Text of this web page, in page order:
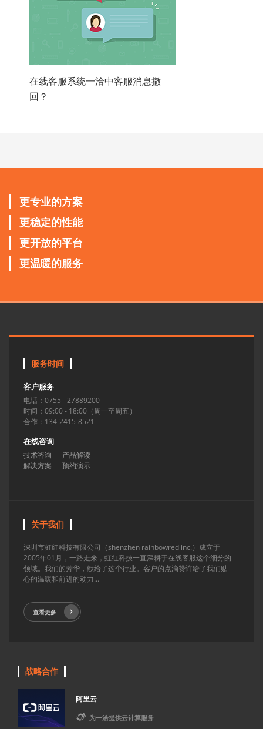
在线客服系统一洽中客服消息撤
回？
更专业的方案
更稳定的性能
更开放的平台
更温暖的服务
服务时间
客户服务
电话：0755 - 27889200
时间：09:00 - 18:00（周一至周五）
合作：134-2415-8521
在线咨询
技术咨询
产品解读
解决方案
预约演示
关于我们
深圳市虹红科技有限公司（shenzhen rainbowred inc.）成立于
2005年01月，一路走来，虹红科技一直深耕于在线客服这个细分的
领域。我们的芳华，献给了这个行业。客户的点滴赞许给了我们贴
心的温暖和前进的动力...
查看更多
战略合作
阿里云
 为一洽提供云计算服务